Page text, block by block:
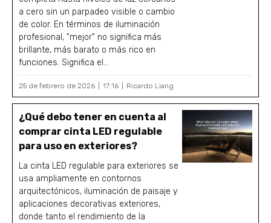
a cero sin un parpadeo visible o cambio
de color. En términos de iluminación
profesional, "mejor" no significa más
brillante, más barato o más rico en
funciones. Significa el...
25 de febrero de 2026 17:16 Ricardo Liang
¿Qué debo tener en cuenta al
comprar cinta LED regulable
para uso en exteriores?
La cinta LED regulable para exteriores se
usa ampliamente en contornos
arquitectónicos, iluminación de paisaje y
aplicaciones decorativas exteriores,
donde tanto el rendimiento de la